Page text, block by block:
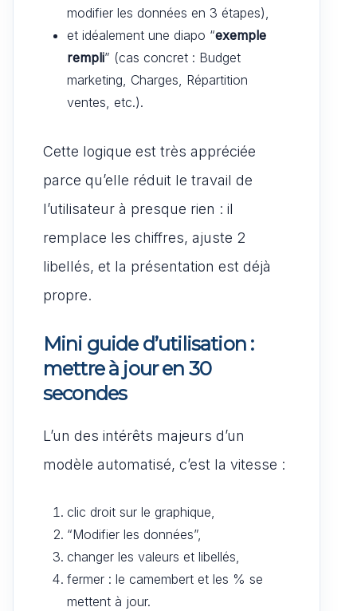
modifier les données en 3 étapes),
et idéalement une diapo “exemple
rempli” (cas concret : Budget
marketing, Charges, Répartition
ventes, etc.).
Cette logique est très appréciée
parce qu’elle réduit le travail de
l’utilisateur à presque rien : il
remplace les chiffres, ajuste 2
libellés, et la présentation est déjà
propre.
Mini guide d’utilisation :
mettre à jour en 30
secondes
L’un des intérêts majeurs d’un
modèle automatisé, c’est la vitesse :
clic droit sur le graphique,
“Modifier les données”,
changer les valeurs et libellés,
fermer : le camembert et les % se
mettent à jour.